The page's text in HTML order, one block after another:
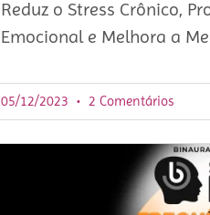
Reduz o Stress Crônico,
Emocional e Melhora a
05/12/2023 2 Comentários